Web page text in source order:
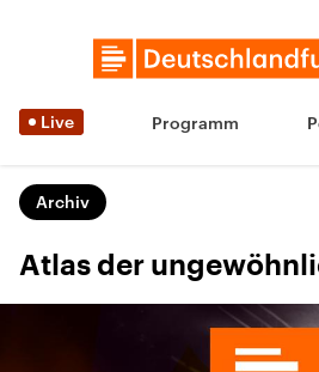
Live Programm
Archiv
Atlas der